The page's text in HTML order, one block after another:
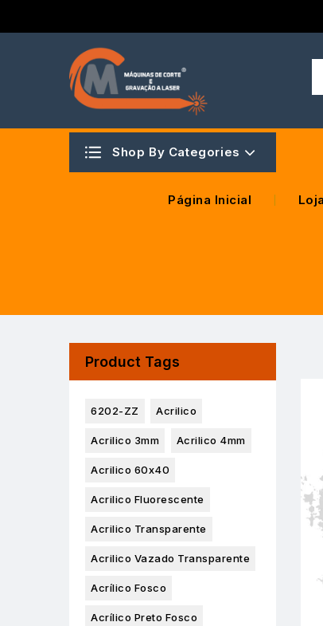
Shop By Categories
Página Inicial Loja
Product Tags
6202-ZZ Acrilico
Acrilico 3mm Acrilico 4mm
Acrilico 60x40
Acrilico Fluorescente
Acrilico Transparente
Acrilico Vazado Transparente
Acrílico Fosco
Acrílico Preto Fosco